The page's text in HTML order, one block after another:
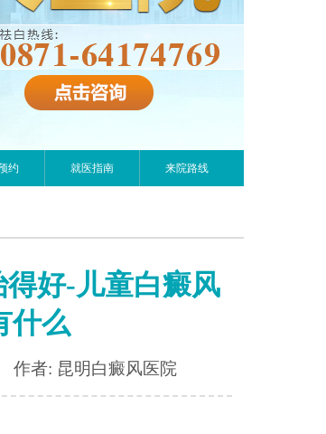
约 就医指南 来院路线
好-儿童白癜风
什么
作者: 昆明白癜风医院